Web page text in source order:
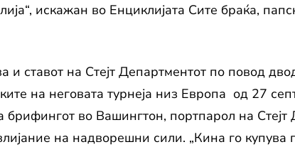
искажан во Енциклијата Сите браќа,
и ставот на Стејт Департментот по повод
на неговата турнеја низ Европа од 27
во Вашингтон, портпарол на Стејт
на надворешни сили. „Кина го